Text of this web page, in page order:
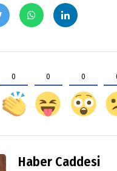
0 0 0
Haber Caddesi